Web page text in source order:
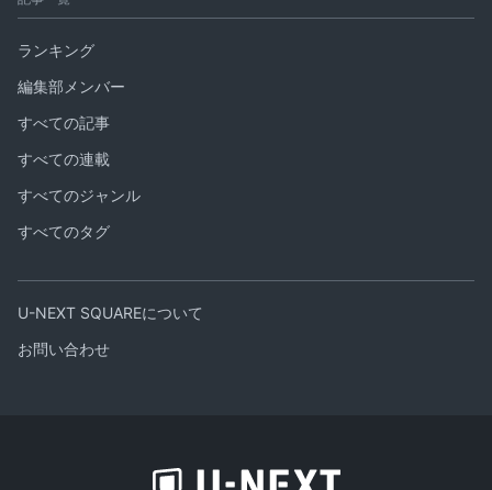
ランキング
編集部メンバー
すべての記事
すべての連載
すべてのジャンル
すべてのタグ
U-NEXT SQUAREについて
お問い合わせ